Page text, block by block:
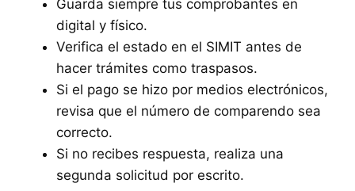
Guarda siempre tus comprobantes en
digital y físico.
Verifica el estado en el SIMIT antes de
hacer trámites como traspasos.
Si el pago se hizo por medios electrónicos,
revisa que el número de comparendo sea
correcto.
Si no recibes respuesta, realiza una
segunda solicitud por escrito.